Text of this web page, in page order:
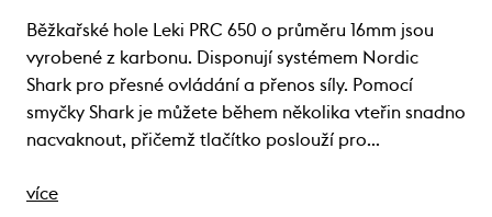
Běžkařské hole Leki PRC 650 o průměru 16mm jsou
vyrobené z karbonu. Disponují systémem Nordic
Shark pro přesné ovládání a přenos síly. Pomocí
smyčky Shark je můžete během několika vteřin snadno
nacvaknout, přičemž tlačítko poslouží pro…
více